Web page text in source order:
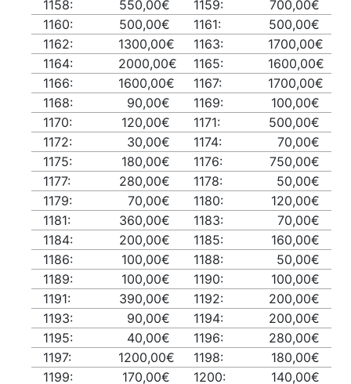
1158:
550,00€ 1159:
700,00€
1160:
500,00€ 1161:
500,00€
1162:
1300,00€ 1163:
1700,00€
1164:
2000,00€ 1165:
1600,00€
1166:
1600,00€ 1167:
1700,00€
1168:
90,00€ 1169:
100,00€
1170:
120,00€ 1171:
500,00€
1172:
30,00€ 1174:
70,00€
1175:
180,00€ 1176:
750,00€
1177:
280,00€ 1178:
50,00€
1179:
70,00€ 1180:
120,00€
1181:
360,00€ 1183:
70,00€
1184:
200,00€ 1185:
160,00€
1186:
100,00€ 1188:
50,00€
1189:
100,00€ 1190:
100,00€
1191:
390,00€ 1192:
200,00€
1193:
90,00€ 1194:
200,00€
1195:
40,00€ 1196:
280,00€
1197:
1200,00€ 1198:
180,00€
1199:
170,00€ 1200:
140,00€